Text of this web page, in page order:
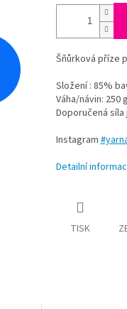
Šňůrková příze
Složení : 85%
Váha/návin: 250
Doporučená síla
Instagram
Detailní
TISK